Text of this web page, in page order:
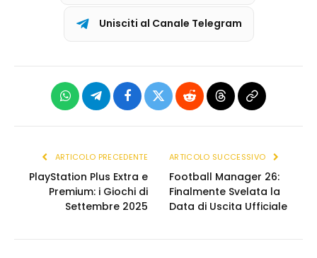
Unisciti al Canale Telegram
WhatsAppTelegramFacebook
X
RedditThreadsCopia
ARTICOLO PRECEDENTE
PlayStation Plus Extra e
Premium: i Giochi di
Settembre 2025
ARTICOLO SUCCESSIVO
Football Manager 26:
Finalmente Svelata la
Data di Uscita Ufficiale